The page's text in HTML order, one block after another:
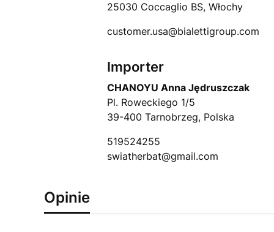
25030 Coccaglio BS, Włochy
customer.usa@bialettigroup.com
Importer
CHANOYU Anna Jędruszczak
Pl. Roweckiego 1/5
39-400 Tarnobrzeg, Polska
519524255
swiatherbat@gmail.com
Opinie